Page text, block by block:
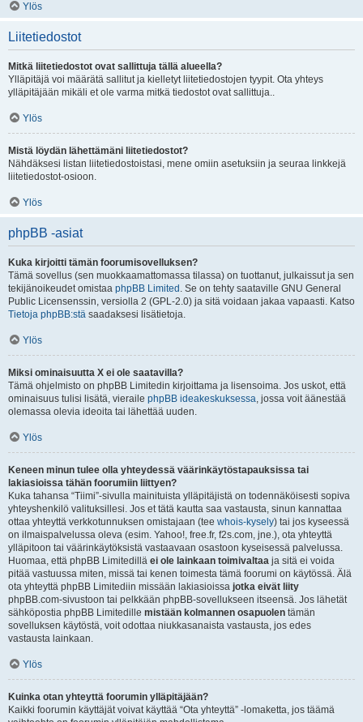
Ylös
Liitetiedostot
Mitkä liitetiedostot ovat sallittuja tällä alueella?
Ylläpitäjä voi määrätä sallitut ja kielletyt liitetiedostojen tyypit. Ota yhteys
ylläpitäjään mikäli et ole varma mitkä tiedostot ovat sallittuja..
Ylös
Mistä löydän lähettämäni liitetiedostot?
Nähdäksesi listan liitetiedostoistasi, mene omiin asetuksiin ja seuraa linkkejä
liitetiedostot-osioon.
Ylös
phpBB -asiat
Kuka kirjoitti tämän foorumisovelluksen?
Tämä sovellus (sen muokkaamattomassa tilassa) on tuottanut, julkaissut ja sen
tekijänoikeudet omistaa phpBB Limited . Se on tehty saataville GNU General
Public Licensenssin, versiolla 2 (GPL-2.0) ja sitä voidaan jakaa vapaasti. Katso
Tietoja phpBB:stä saadaksesi lisätietoja.
Ylös
Miksi ominaisuutta X ei ole saatavilla?
Tämä ohjelmisto on phpBB Limitedin kirjoittama ja lisensoima. Jos uskot, että
ominaisuus tulisi lisätä, vieraile phpBB ideakeskuksessa, jossa voit äänestää
olemassa olevia ideoita tai lähettää uuden.
Ylös
Keneen minun tulee olla yhteydessä väärinkäytöstapauksissa tai
lakiasioissa tähän foorumiin liittyen?
Kuka tahansa “Tiimi”-sivulla mainituista ylläpitäjistä on todennäköisesti sopiva
yhteyshenkilö valituksillesi. Jos et tätä kautta saa vastausta, sinun kannattaa
ottaa yhteyttä verkkotunnuksen omistajaan (tee whois-kysely) tai jos kyseessä
on ilmaispalvelussa oleva (esim. Yahoo!, free.fr, f2s.com, jne.), ota yhteyttä
ylläpitoon tai väärinkäytöksistä vastaavaan osastoon kyseisessä palvelussa.
Huomaa, että phpBB Limitedillä ei ole lainkaan toimivaltaa ja sitä ei voida
pitää vastuussa miten, missä tai kenen toimesta tämä foorumi on käytössä. Älä
ota yhteyttä phpBB Limitediin missään lakiasioissa jotka eivät liity
phpBB.com-sivustoon tai pelkkään phpBB-sovellukseen itseensä. Jos lähetät
sähköpostia phpBB Limitedille mistään kolmannen osapuolen tämän
sovelluksen käytöstä, voit odottaa niukkasanaista vastausta, jos edes
vastausta lainkaan.
Ylös
Kuinka otan yhteyttä foorumin ylläpitäjään?
Kaikki foorumin käyttäjät voivat käyttää “Ota yhteyttä” -lomaketta, jos täämä